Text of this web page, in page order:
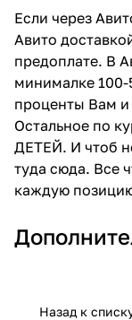
Если через
Авито
предоплате. В
минималке 100-
проценты Вам
Остальное по
ДЕТЕЙ. И чтоб
туда сюда. Все
каждую
Назад к